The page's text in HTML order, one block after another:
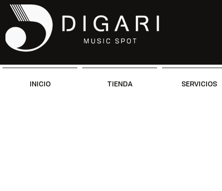
INICIO TIENDA SERVICIOS